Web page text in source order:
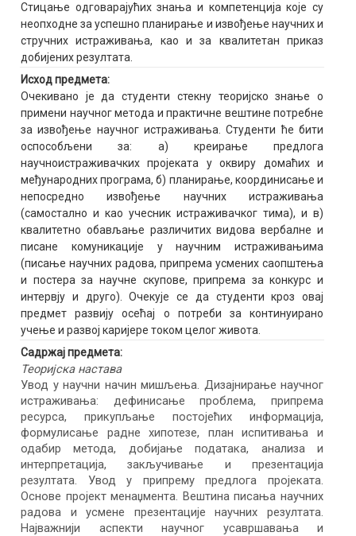
Стицање одговарајућих знања и компетенција које су
неопходне за успешно планирање и извођење научних и
стручних истраживања, као и за квалитетан приказ
добијених резултата.
Исход предмета:
Очекивано је да студенти стекну теоријско знање о
примени научног метода и практичне вештине потребне
за извођење научног истраживања. Студенти ће бити
оспособљени за: а) креирање предлога
научноистраживачких пројеката у оквиру домаћих и
међународних програма, б) планирање, координисање и
непосредно извођење научних истраживања
(самостално и као учесник истраживачког тима), и в)
квалитетно обављање различитих видова вербалне и
писане комуникације у научним истраживањима
(писање научних радова, припрема усмених саопштења
и постера за научне скупове, припрема за конкурс и
интервју и друго). Очекује се да студенти кроз овај
предмет развију осећај о потреби за континуирано
учење и развој каријере током целог живота.
Садржај предмета:
Теоријска настава
Увод у научни начин мишљења. Дизајнирање научног
истраживања: дефинисање проблема, припрема
ресурса, прикупљање постојећих информација,
формулисање радне хипотезе, план испитивања и
одабир метода, добијање података, анализа и
интерпретација, закључивање и презентација
резултата. Увод у припрему предлога пројеката.
Основе пројект менаџмента. Вештина писања научних
радова и усмене презентације научних резултата.
Најважнији аспекти научног усавршавања и